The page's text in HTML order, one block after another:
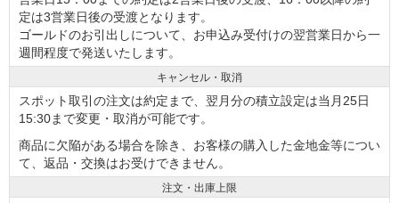
定は3営業日後の受渡となります。
ゴールドのお引出しについて、お申込み受付けの翌営業日から一
週間程度で発送いたします。
キャンセル・取消
スポット取引の注文は約定まで、翌月分の積立設定は当月25日
15:30まで変更・取消が可能です。
商品に欠陥がある場合を除き、お客様の購入した金地金等につい
て、返品・交換はお受けできません。
注文・出庫上限